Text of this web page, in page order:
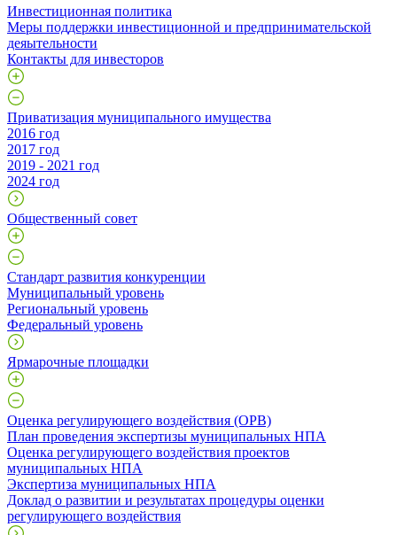
Инвестиционная политика
Меры поддержки инвестиционной и предпринимательской
деяытельности
Контакты для инвесторов
Приватизация муниципального имущества
2016 год
2017 год
2019 - 2021 год
2024 год
Общественный совет
Стандарт развития конкуренции
Муниципальный уровень
Региональный уровень
Федеральный уровень
Ярмарочные площадки
Оценка регулирующего воздействия (ОРВ)
План проведения экспертизы муниципальных НПА
Оценка регулирующего воздействия проектов
муниципальных НПА
Экспертиза муниципальных НПА
Доклад о развитии и результатах процедуры оценки
регулирующего воздействия